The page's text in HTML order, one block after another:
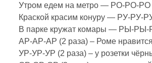
Утром едем на метро — РО-РО-РО
Краской красим конуру — РУ-РУ-
В парке кружат комары — РЫ-РЫ-
АР-АР-АР (2 раза) – Роме нравится
УР-УР-УР (2 раза) – у розетки